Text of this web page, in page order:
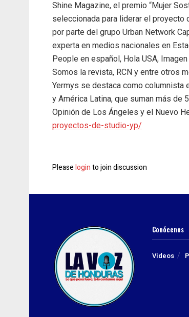
Shine Magazine, el premio “Mujer
seleccionada para liderar el
por parte del grupo Urban Network
experta en medios nacionales en
People en español, Hola USA,
Somos la revista, RCN y entre otros
Yermys se destaca como
y América Latina, que suman más de
Opinión de Los Ángeles y el Nuevo
proyectos-de-studio-yp/
Pleaseloginto join discussion
Conócenos
Vídeos